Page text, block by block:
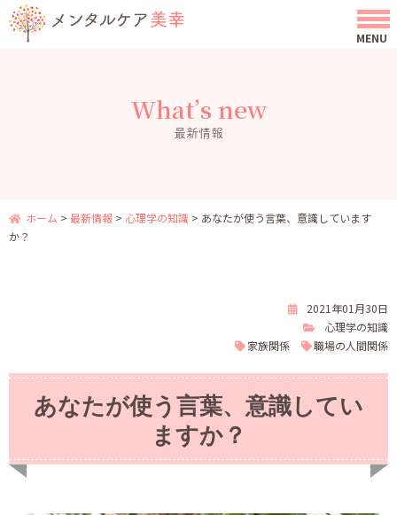
What’s new
最新情報
ホーム > 最新情報 > 心理学の知識 > あなたが使う言葉、意識しています
か？
2021年01月30日
心理学の知識
家族関係
職場の人間関係
あなたが使う言葉、意識してい
ますか？